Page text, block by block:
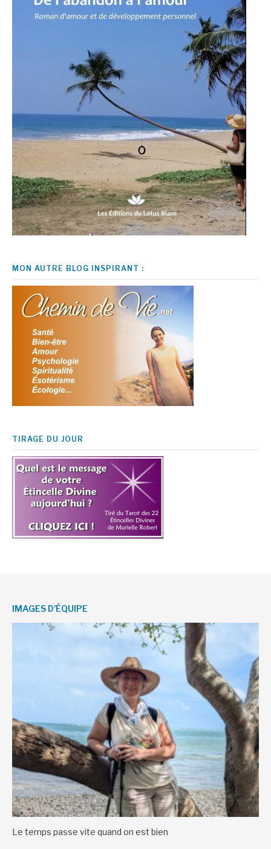
MON AUTRE BLOG INSPIRANT :
TIRAGE DU JOUR
IMAGES D’ÉQUIPE
Le temps passe vite quand on est bien